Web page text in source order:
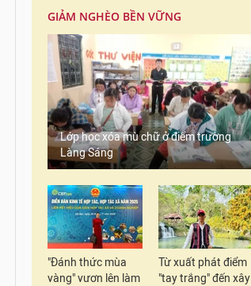
GIẢM NGHÈO BỀN VỮNG
Lớp học xóa mù chữ ở điểm trường
Làng Sáng
"Đánh thức mùa
vàng" vươn lên làm
Từ xuất phát điểm
"tay trắng" đến xây